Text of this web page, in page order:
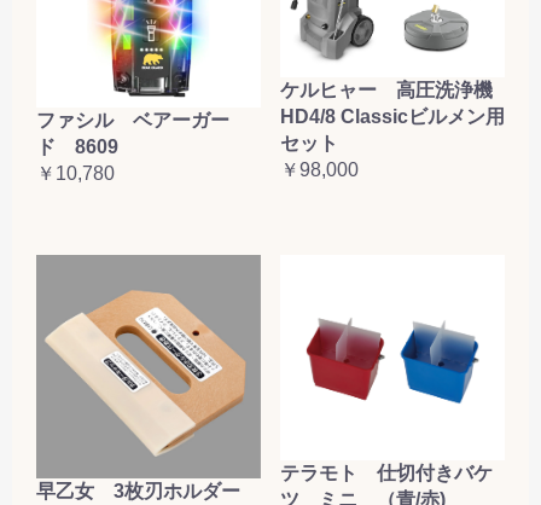
ファシル ベアーガー
ド 8609
￥10,780
ケルヒャー 高圧洗浄機
HD4/8 Classicビルメン用
セット
￥98,000
早乙女 3枚刃ホルダー
テラモト 仕切付きバケ
ツ ミニ （青/赤)